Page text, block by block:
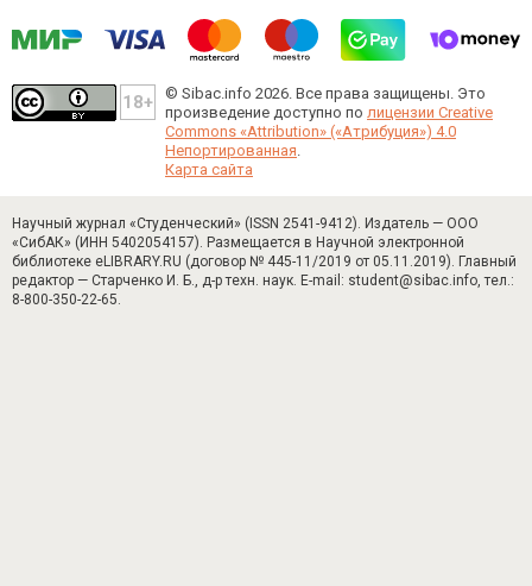
© Sibac.info 2026. Все права защищены. Это
произведение доступно по лицензии Creative
Commons «Attribution» («Атрибуция») 4.0
Непортированная.
Карта сайта
Научный журнал «Студенческий» (ISSN 2541-9412). Издатель — ООО
«СибАК» (ИНН 5402054157). Размещается в Научной электронной
библиотеке eLIBRARY.RU (договор № 445-11/2019 от 05.11.2019). Главный
редактор — Старченко И. Б., д-р техн. наук. E-mail: student@sibac.info, тел.:
8-800-350-22-65.